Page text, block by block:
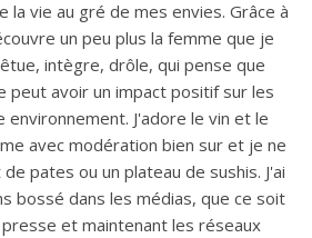
la vie au gré de mes envies. Grâce à
un peu plus la femme que je
intègre, drôle, qui pense que
peut avoir un impact positif sur les
J'adore le vin et le
avec modération bien sur et je ne
pates ou un plateau de sushis. J'ai
bossé dans les médias, que ce soit
et maintenant les réseaux